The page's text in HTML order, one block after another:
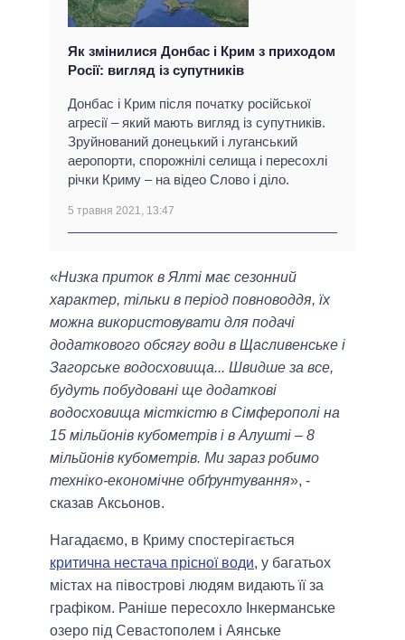
Як змінилися Донбас і Крим з приходом
Росії: вигляд із супутників
Донбас і Крим після початку російської
агресії – який мають вигляд із супутників.
Зруйнований донецький і луганський
аеропорти, спорожнілі селища і пересохлі
річки Криму – на відео Слово і діло.
5 травня 2021, 13:47
«Низка приток в Ялті має сезонний
характер, тільки в період повноводдя, їх
можна використовувати для подачі
додаткового обсягу води в Щасливенське і
Загорське водосховища... Швидше за все,
будуть побудовані ще додаткові
водосховища місткістю в Сімферополі на
15 мільйонів кубометрів і в Алушті – 8
мільйонів кубометрів. Ми зараз робимо
техніко-економічне обґрунтування», -
сказав Аксьонов.
Нагадаємо, в Криму спостерігається
критична нестача прісної води, у багатьох
містах на півострові людям видають її за
графіком. Раніше пересохло Інкерманське
озеро під Севастополем і Аянське